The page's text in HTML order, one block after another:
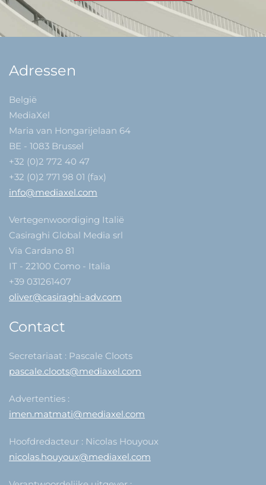
Adressen
België
MediaXel
Maria van Hongarijelaan 64
BE - 1083 Brussel
+32 (0)2 772 40 47
+32 (0)2 771 98 01 (fax)
info@mediaxel.com
Vertegenwoordiging Italië
Casiraghi Global Media srl
Via Cardano 81
IT - 22100 Como - Italia
+39 031261407
oliver@casiraghi-adv.com
Contact
Secretariaat : Pascale Cloots
pascale.cloots@mediaxel.com
Advertenties :
imen.matmati@mediaxel.com
Hoofdredacteur : Nicolas Houyoux
nicolas.houyoux@mediaxel.com